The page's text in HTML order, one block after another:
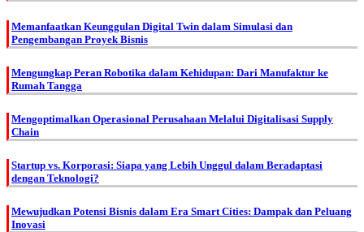
Memanfaatkan Keunggulan Digital Twin dalam Simulasi dan
Pengembangan Proyek Bisnis
Mengungkap Peran Robotika dalam Kehidupan: Dari Manufaktur ke
Rumah Tangga
Mengoptimalkan Operasional Perusahaan Melalui Digitalisasi Supply
Chain
Startup vs. Korporasi: Siapa yang Lebih Unggul dalam Beradaptasi
dengan Teknologi?
Mewujudkan Potensi Bisnis dalam Era Smart Cities: Dampak dan Peluang
Inovasi